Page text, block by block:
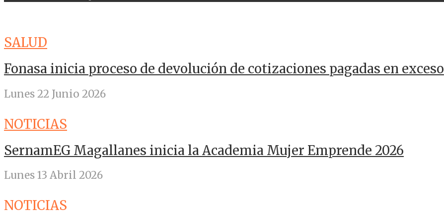
SALUD
Fonasa inicia proceso de devolución de cotizaciones pagadas en exceso
Lunes 22 Junio 2026
NOTICIAS
SernamEG Magallanes inicia la Academia Mujer Emprende 2026
Lunes 13 Abril 2026
NOTICIAS